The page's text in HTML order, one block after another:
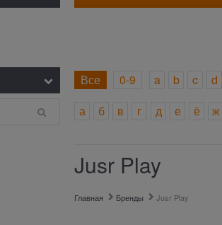
Все 0-9 a b c d
а
б в г д е ё ж
Jusr Play
Главная Бренды Jusr Play